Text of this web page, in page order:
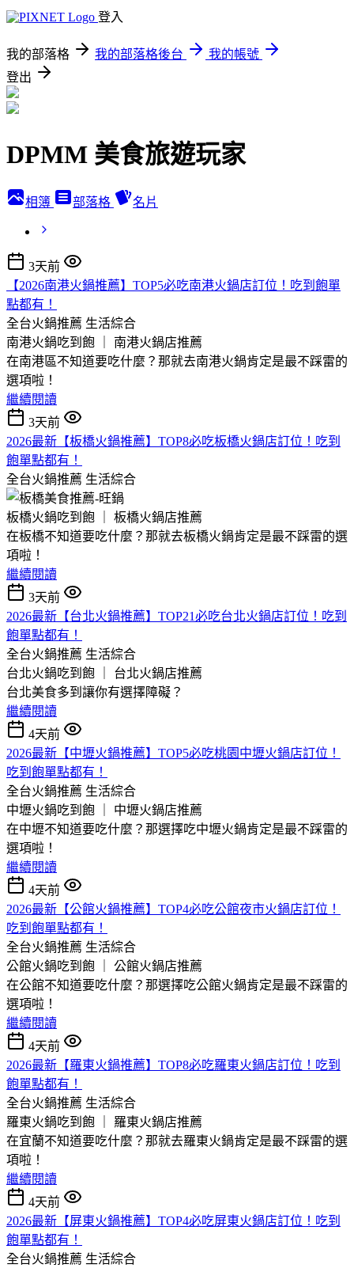
登入
我的部落格 我的部落格後台
我的帳號
登出
DPMM 美食旅遊玩家
相簿 部落格 名片
3天前
【2026南港火鍋推薦】TOP5必吃南港火鍋店訂位！吃到飽單
點都有！
全台火鍋推薦 生活綜合
南港火鍋吃到飽 ｜ 南港火鍋店推薦
在南港區不知道要吃什麼？那就去南港火鍋肯定是最不踩雷的
選項啦！
繼續閱讀
3天前
2026最新【板橋火鍋推薦】TOP8必吃板橋火鍋店訂位！吃到
飽單點都有！
全台火鍋推薦 生活綜合
板橋火鍋吃到飽 ｜ 板橋火鍋店推薦
在板橋不知道要吃什麼？那就去板橋火鍋肯定是最不踩雷的選
項啦！
繼續閱讀
3天前
2026最新【台北火鍋推薦】TOP21必吃台北火鍋店訂位！吃到
飽單點都有！
全台火鍋推薦 生活綜合
台北火鍋吃到飽 ｜ 台北火鍋店推薦
台北美食多到讓你有選擇障礙？
繼續閱讀
4天前
2026最新【中壢火鍋推薦】TOP5必吃桃園中壢火鍋店訂位！
吃到飽單點都有！
全台火鍋推薦 生活綜合
中壢火鍋吃到飽 ｜ 中壢火鍋店推薦
在中壢不知道要吃什麼？那選擇吃中壢火鍋肯定是最不踩雷的
選項啦！
繼續閱讀
4天前
2026最新【公館火鍋推薦】TOP4必吃公館夜市火鍋店訂位！
吃到飽單點都有！
全台火鍋推薦 生活綜合
公館火鍋吃到飽 ｜ 公館火鍋店推薦
在公館不知道要吃什麼？那選擇吃公館火鍋肯定是最不踩雷的
選項啦！
繼續閱讀
4天前
2026最新【羅東火鍋推薦】TOP8必吃羅東火鍋店訂位！吃到
飽單點都有！
全台火鍋推薦 生活綜合
羅東火鍋吃到飽 ｜ 羅東火鍋店推薦
在宜蘭不知道要吃什麼？那就去羅東火鍋肯定是最不踩雷的選
項啦！
繼續閱讀
4天前
2026最新【屏東火鍋推薦】TOP4必吃屏東火鍋店訂位！吃到
飽單點都有！
全台火鍋推薦 生活綜合